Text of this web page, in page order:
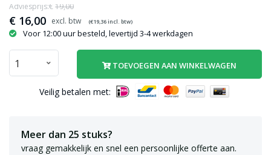
€ 16,00 (€19,36incl. btw)
Adviesprijs:€ 19,00
Voor 12:00 uur besteld, levertijd 3-4 werkdagen
TOEVOEGEN AAN WINKELWAGEN
Veilig betalen met:
Meer dan 25 stuks?
vraag gemakkelijk en snel een persoonlijke offerte aan.